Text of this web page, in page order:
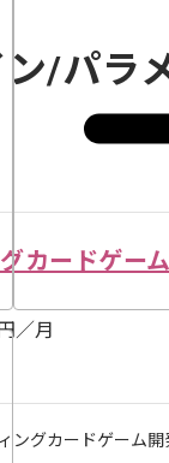
ン/パラ
グカードゲー
／月
ングカードゲーム